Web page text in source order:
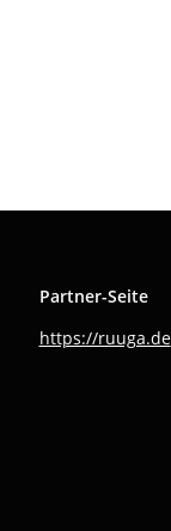
Partner-Seite
https://ruuga.de